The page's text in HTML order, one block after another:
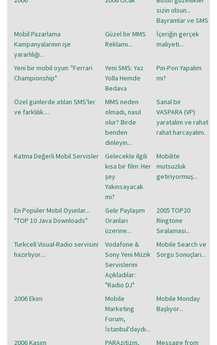
sizin olsun...
Bayramlar ve SMS
Mobil Pazarlama
Kampanyalarının işe
yararlılığı...
Güzel bir MMS
Reklamı...
İçeriğin gerçek
maliyeti...
Yeni bir mobil oyun: "Ferrari
Championship"
Yeni SMS: Yaz
Yolla Hemde
Bedava
Pin-Pon Yapalım
mı?
Özel günlerde atılan SMS'ler
ve farklılık....
MMS neden
olmadı, nasıl
olur? Birde
benden
dinleyin...
Sanal bir
VASPARA (VP)
yaratalım ve rahat
rahat harcayalım.
Katma Değerli Mobil Servisler
Gelecekle ilgili
kısa bir film: Her
şey
Yakınsayacak
mı?
Mobilite
mutsuzluk
getiriyormuş...
En Popüler Mobil Oyunlar...
"TOP 10 Java Downloads"
Gelir Paylaşım
Oranları
üzerine...
2005 TOP20
Ringtone
Sıralaması...
Turkcell Visual-Radio servisini
hazırlıyor....
Vodafone &
Sony Yeni Müzik
Servislerini
Açıkladılar:
"Radio DJ"
Mobile Search ve
Sorgu Sonuçları...
2006 Ekim
Mobile
Marketing
Forum,
İstanbul'daydı...
Mobile Monday
Başlıyor...
2006 Kasım
PARAzitizm,
Message from